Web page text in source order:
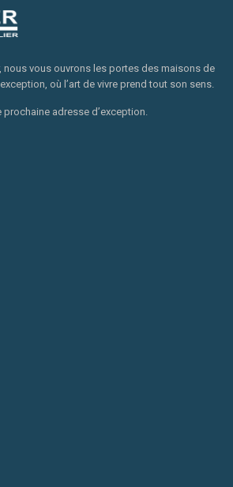
nous vous ouvrons les portes des maisons de
où l’art de vivre prend tout son sens.
adresse d’exception.